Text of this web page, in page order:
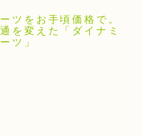
ツをお手頃価格で。
を変えた「ダイナミ
ツ」